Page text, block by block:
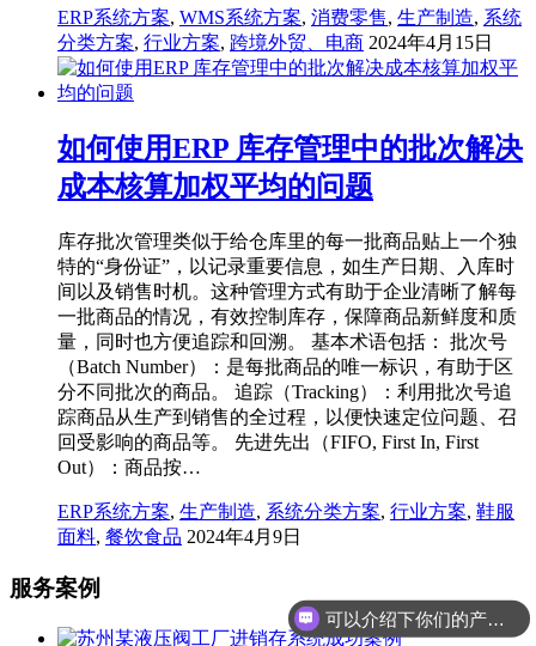
ERP系统方案, WMS系统方案, 消费零售, 生产制造, 系统
分类方案, 行业方案, 跨境外贸、电商 2024年4月15日
如何使用ERP 库存管理中的批次解决
成本核算加权平均的问题
库存批次管理类似于给仓库里的每一批商品贴上一个独
特的“身份证”，以记录重要信息，如生产日期、入库时
间以及销售时机。这种管理方式有助于企业清晰了解每
一批商品的情况，有效控制库存，保障商品新鲜度和质
量，同时也方便追踪和回溯。 基本术语包括： 批次号
（Batch Number）：是每批商品的唯一标识，有助于区
分不同批次的商品。 追踪（Tracking）：利用批次号追
踪商品从生产到销售的全过程，以便快速定位问题、召
回受影响的商品等。 先进先出（FIFO, First In, First
Out）：商品按…
ERP系统方案, 生产制造, 系统分类方案, 行业方案, 鞋服
面料, 餐饮食品 2024年4月9日
服务案例
可以介绍下你们的产品么